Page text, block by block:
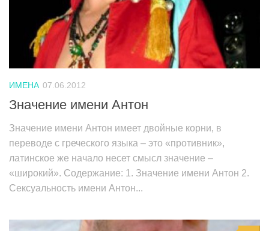
ИМЕНА 07.06.2012
Значение имени Антон
Значение имени Антон имеет двойные корни, в
переводе с греческого языка – это «противник»,
латинское же начало несет смысл значение –
«широкий». Содержание: 1. Значение имени Антон 2.
Сексуальность имени Антон...